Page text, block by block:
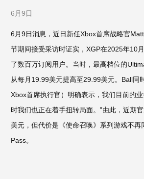
6月9日
6月9日消息，近日新任Xbox首席战略官
节期间接受采访时证实，XGP在2025年10
了数百万订阅用户。当时，最高档位的
从每月19.99美元提高至29.99美元。Ball同
Xbox首席执行官）明确表示，我们目前的
时我们也正在着手扭转局面。”由此，近期
美元，但代价是《使命召唤》系列游戏不再
Pass。